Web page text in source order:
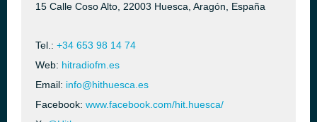
15 Calle Coso Alto, 22003 Huesca, Aragón, España
Tel.: +34 653 98 14 74
Web: hitradiofm.es
Email: info@hithuesca.es
Facebook: www.facebook.com/hit.huesca/